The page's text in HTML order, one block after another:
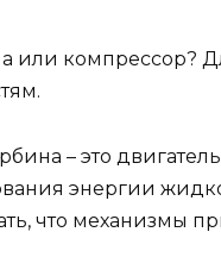
или компрессор?
– это
энергии
что механизмы